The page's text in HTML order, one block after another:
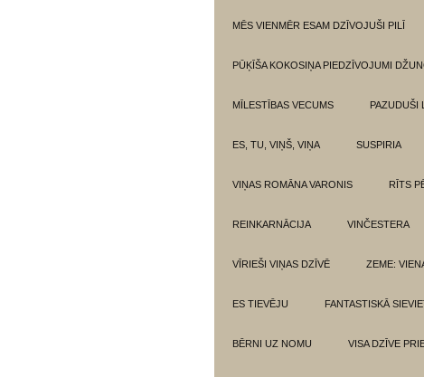
MĒS VIENMĒR ESAM DZĪVOJUŠI PILĪ
PŪĶĪŠA KOKOSIŅA PIEDZĪVOJUMI
MĪLESTĪBAS VECUMS PAZUDUŠI
ES, TU, VIŅŠ, VIŅA SUSPIRIA
VIŅAS ROMĀNA VARONIS RĪTS
REINKARNĀCIJA VINČESTERA
VĪRIEŠI VIŅAS DZĪVĒ ZEME:
ES TIEVĒJU FANTASTISKĀ
BĒRNI UZ NOMU VISA DZĪVE